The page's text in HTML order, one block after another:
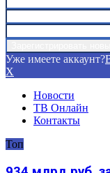
Уже имеете аккаунт?
X
Новости
ТВ Онлайн
Контакты
Топ